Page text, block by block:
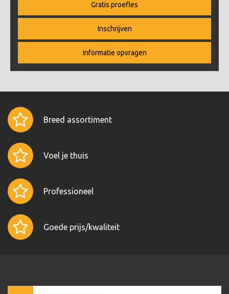
Gratis proefles
Inschrijven
Informatie opvragen
Breed assortiment
Voel je thuis
Professioneel
Goede prijs/kwaliteit